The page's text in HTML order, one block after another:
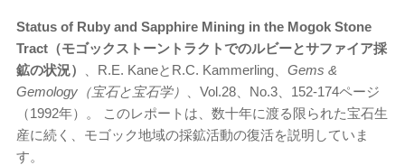
Status of Ruby and Sapphire Mining in the Mogok Stone
Tract（モゴックストーントラクトでのルビーとサファイア採
鉱の状況）
、R.E. KaneとR.C. Kammerling、 Gems &
Gemology（宝石と宝石学）
、Vol.28、No.3、152-174ページ
（1992年）。 このレポートは、数十年に渡る限られた宝石生
産に続く、モゴック地域の採鉱活動の復活を説明していま
す。